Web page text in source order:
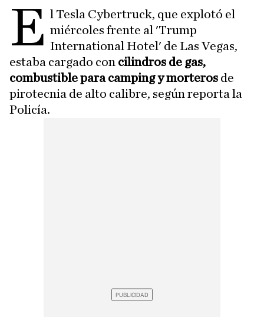
E l Tesla Cybertruck, que explotó el
miércoles frente al 'Trump
International Hotel' de Las Vegas,
estaba cargado con cilindros de gas,
combustible para camping y morteros de
pirotecnia de alto calibre, según reporta la
Policía.